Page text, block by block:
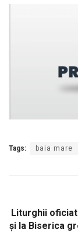
Tags: baia mare
Liturghii
şi la Biserica